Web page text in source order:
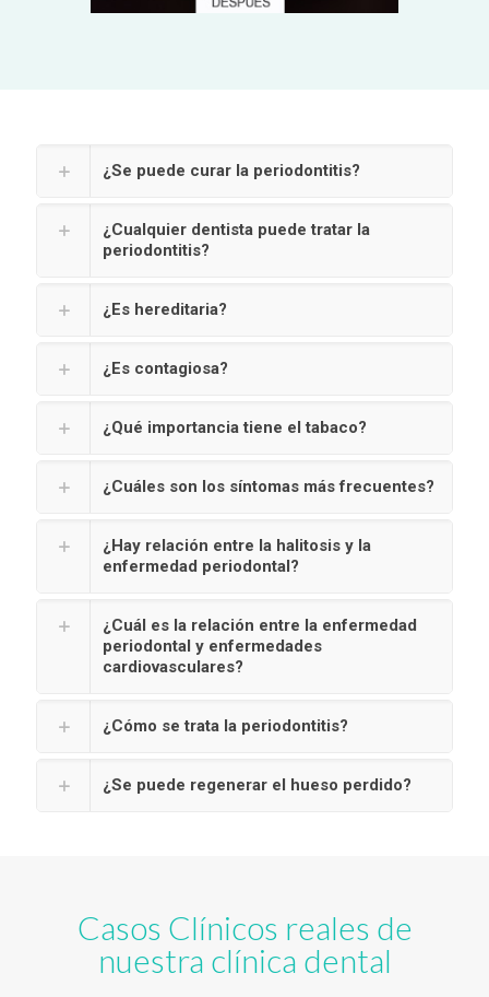
¿Se puede curar la periodontitis?
¿Cualquier dentista puede tratar la
periodontitis?
¿Es hereditaria?
¿Es contagiosa?
¿Qué importancia tiene el tabaco?
¿Cuáles son los síntomas más frecuentes?
¿Hay relación entre la halitosis y la
enfermedad periodontal?
¿Cuál es la relación entre la enfermedad
periodontal y enfermedades
cardiovasculares?
¿Cómo se trata la periodontitis?
¿Se puede regenerar el hueso perdido?
Casos Clínicos reales de
nuestra clínica dental